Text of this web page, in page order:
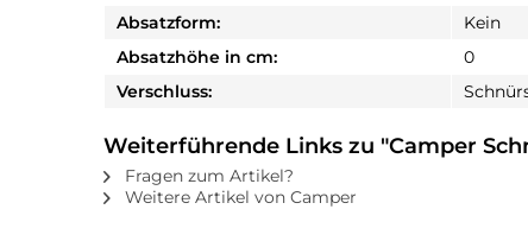
Absatzform:
Kein
Absatzhöhe in cm:
0
Verschluss:
Weiterführende Links zu "Camper
Fragen zum Artikel?
Weitere Artikel von Camper